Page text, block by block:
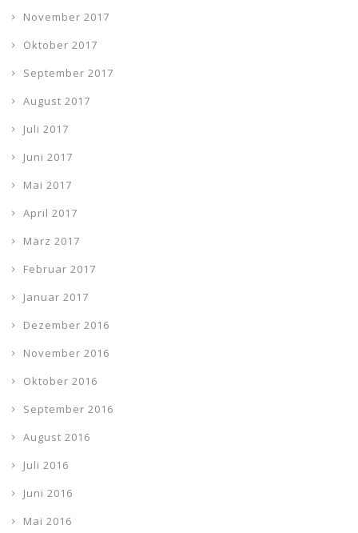
November 2017
Oktober 2017
September 2017
August 2017
Juli 2017
Juni 2017
Mai 2017
April 2017
März 2017
Februar 2017
Januar 2017
Dezember 2016
November 2016
Oktober 2016
September 2016
August 2016
Juli 2016
Juni 2016
Mai 2016